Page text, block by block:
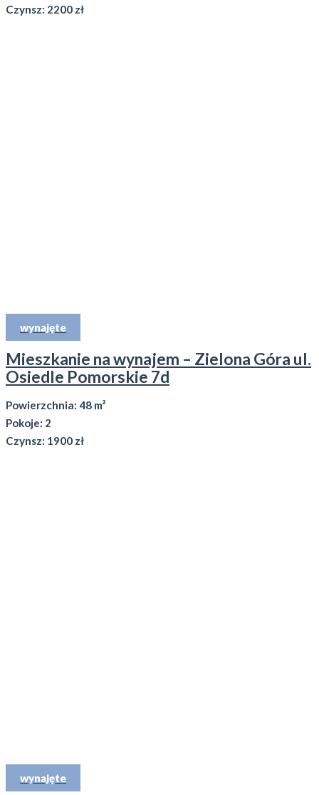
Czynsz: 2200 zł
wynajęte
Mieszkanie na wynajem – Zielona Góra ul.
Osiedle Pomorskie 7d
Powierzchnia: 48 m²
Pokoje: 2
Czynsz: 1900 zł
wynajęte